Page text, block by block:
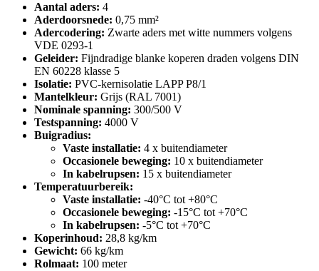
Aantal aders: 4
Aderdoorsnede: 0,75 mm²
Adercodering: Zwarte aders met witte nummers volgens
VDE 0293-1
Geleider: Fijndradige blanke koperen draden volgens DIN
EN 60228 klasse 5
Isolatie: PVC-kernisolatie LAPP P8/1
Mantelkleur: Grijs (RAL 7001)
Nominale spanning: 300/500 V
Testspanning: 4000 V
Buigradius:
Vaste installatie: 4 x buitendiameter
Occasionele beweging: 10 x buitendiameter
In kabelrupsen: 15 x buitendiameter
Temperatuurbereik:
Vaste installatie: -40°C tot +80°C
Occasionele beweging: -15°C tot +70°C
In kabelrupsen: -5°C tot +70°C
Koperinhoud: 28,8 kg/km
Gewicht: 66 kg/km
Rolmaat: 100 meter